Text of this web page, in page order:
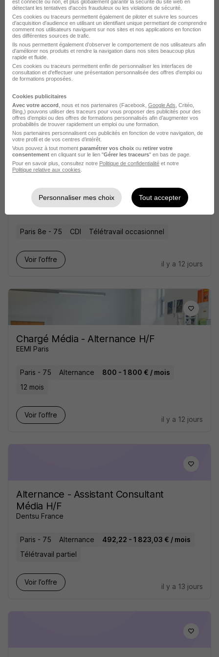
Charge de Media Planning H/F
AJCV
Voir l’offre
il y a 9 jours
Amazon Retail Media Manager H/F
Havea
Paris 8e - 75 CDI Télétravail occasionnel
Voir l’offre
il y a 12 jours
Chargé Média - Alternance H/F
EEMI Paris
Paris - 75 Alternance
800 - 1 800 € / mois
12 mois
Voir l’offre
il y a 12 jours
Alternance - Assistant Consultant
Média H/F
Dentsu France
Paris - 75 Alternance
492,22 - 1 823,03 € / mois
Télétravail partiel
Voir l’offre
il y a 13 jours
est connecté ou non, et plus globalement garantir la sécurité du site web en
détectant les tentatives d'accès frauduleux ou les violations de sécurité.
Ces cookies ou traceurs permettent également de piloter et suivre les sources
d'acquisition d'audience en utilisant un identifiant unique permettant de comprendre
comment nos utilisateurs naviguent sur nos sites et nos applications en fonction
des différentes sources de trafic.
Ils nous permettent également d’observer le comportement de nos utilisateurs afin
d'améliorer nos produits et rendre la navigation dans nos sites beaucoup plus
rapide et fluide.
Ces cookies ou traceurs permettent enfin de personnaliser les interfaces de
consultation et d'effectuer une présentation personnalisée des offres d'emploi ou
de formations proposées.
Cookies publicitaires
Avec votre accord , nous et nos partenaires (Facebook, Google Ads , Critéo,
Bing,) pouvons utiliser des traceurs pour vous proposer des publicités pour des
offres d’emploi ou des offres de formations personnalisés afin d’augmenter vos
probabilités de trouver rapidement un emploi ou une formation.
Nos partenaires personnalisent ces publicités en fonction de votre navigation, de
votre profil et de vos centres d’intérêt.
Vous pouvez à tout moment paramétrer vos choix ou retirer votre
consentement en cliquant sur le lien "Gérer les traceurs" en bas de page.
Pour en savoir plus, consultez notre Politique de confidentialité et notre
Politique relative aux cookies
Personnaliser mes choix Tout accepter